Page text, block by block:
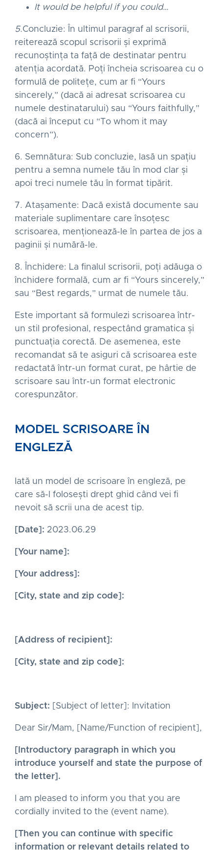
It would be helpful if you could…
5.Concluzie: În ultimul paragraf al scrisorii,
reiterează scopul scrisorii și exprimă
recunoștința ta față de destinatar pentru
atenția acordată. Poți încheia scrisoarea cu o
formulă de politețe, cum ar fi “Yours
sincerely,” (dacă ai adresat scrisoarea cu
numele destinatarului) sau “Yours faithfully,”
(dacă ai început cu “To whom it may
concern”).
6. Semnătura: Sub concluzie, lasă un spațiu
pentru a semna numele tău în mod clar și
apoi treci numele tău în format tipărit.
7. Atașamente: Dacă există documente sau
materiale suplimentare care însoțesc
scrisoarea, menționează-le în partea de jos a
paginii și numără-le.
8. Închidere: La finalul scrisorii, poți adăuga o
închidere formală, cum ar fi “Yours sincerely,”
sau “Best regards,” urmat de numele tău.
Este important să formulezi scrisoarea într-
un stil profesional, respectând gramatica și
punctuația corectă. De asemenea, este
recomandat să te asiguri că scrisoarea este
redactată într-un format curat, pe hârtie de
scrisoare sau într-un format electronic
corespunzător.
MODEL SCRISOARE ÎN
ENGLEZĂ
Iată un model de scrisoare în engleză, pe
care să-l folosești drept ghid când vei fi
nevoit să scrii una de acest tip.
[Date]: 2023.06.29
[Your name]:
[Your address]:
[City, state and zip code]:
[Address of recipient]:
[City, state and zip code]:
Subject: [Subject of letter]: Invitation
Dear Sir/Mam, [Name/Function of recipient],
[Introductory paragraph in which you
introduce yourself and state the purpose of
the letter].
I am pleased to inform you that you are
cordially invited to the (event name).
[Then you can continue with specific
information or relevant details related to